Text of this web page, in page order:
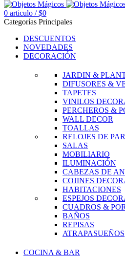
0 articulo / $0
Categorías Principales
DESCUENTOS
NOVEDADES
DECORACIÓN
JARDIN &
DIFUSORES &
TAPETES
VINILOS
PERCHEROS &
WALL DECOR
TOALLAS
RELOJES DE
SALAS
MOBILIARIO
ILUMINACIÓN
CABEZAS DE
COJINES
HABITACIONES
ESPEJOS
CUADROS &
BAÑOS
REPISAS
ATRAPASUEÑOS
COCINA & BAR